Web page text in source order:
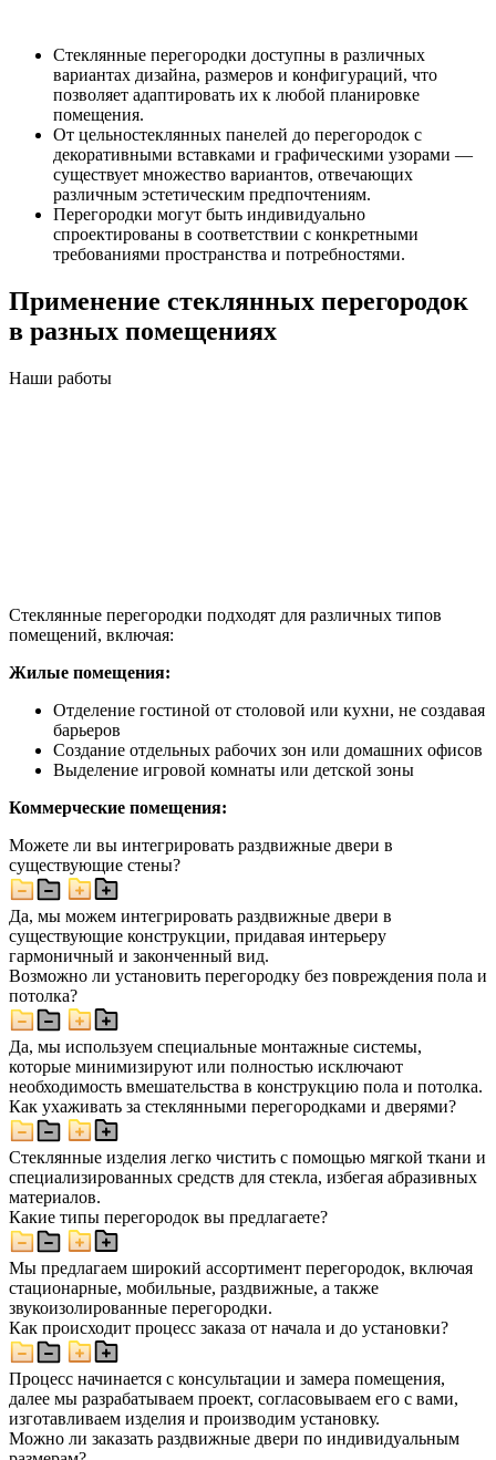
Стеклянные перегородки доступны в различных
вариантах дизайна, размеров и конфигураций, что
позволяет адаптировать их к любой планировке
помещения.
От цельностеклянных панелей до перегородок с
декоративными вставками и графическими узорами —
существует множество вариантов, отвечающих
различным эстетическим предпочтениям.
Перегородки могут быть индивидуально
спроектированы в соответствии с конкретными
требованиями пространства и потребностями.
Применение стеклянных перегородок
в разных помещениях
Наши работы
Стеклянные перегородки подходят для различных типов
помещений, включая:
Жилые помещения:
Отделение гостиной от столовой или кухни, не создавая
барьеров
Создание отдельных рабочих зон или домашних офисов
Выделение игровой комнаты или детской зоны
Коммерческие помещения:
Можете ли вы интегрировать раздвижные двери в
существующие стены?
Да, мы можем интегрировать раздвижные двери в
существующие конструкции, придавая интерьеру
гармоничный и законченный вид.
Возможно ли установить перегородку без повреждения пола и
потолка?
Да, мы используем специальные монтажные системы,
которые минимизируют или полностью исключают
необходимость вмешательства в конструкцию пола и потолка.
Как ухаживать за стеклянными перегородками и дверями?
Стеклянные изделия легко чистить с помощью мягкой ткани и
специализированных средств для стекла, избегая абразивных
материалов.
Какие типы перегородок вы предлагаете?
Мы предлагаем широкий ассортимент перегородок, включая
стационарные, мобильные, раздвижные, а также
звукоизолированные перегородки.
Как происходит процесс заказа от начала и до установки?
Процесс начинается с консультации и замера помещения,
далее мы разрабатываем проект, согласовываем его с вами,
изготавливаем изделия и производим установку.
Можно ли заказать раздвижные двери по индивидуальным